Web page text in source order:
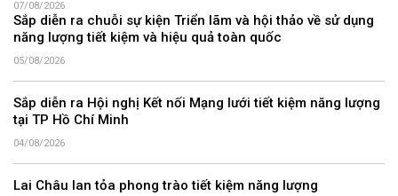
07/08/2026
Sắp diễn ra chuỗi sự kiện Triển lãm và hội thảo về sử dụng
năng lượng tiết kiệm và hiệu quả toàn quốc
05/08/2026
Sắp diễn ra Hội nghị Kết nối Mạng lưới tiết kiệm năng lượng
tại TP Hồ Chí Minh
04/08/2026
Lai Châu lan tỏa phong trào tiết kiệm năng lượng